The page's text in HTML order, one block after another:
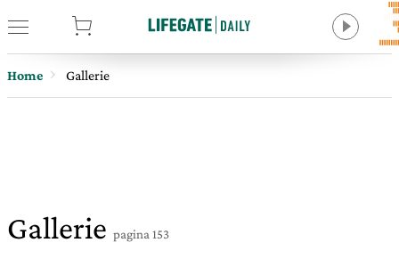
Home Gallerie
Gallerie pagina 153